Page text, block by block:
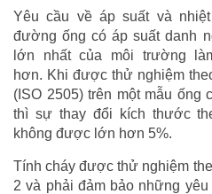
Yêu cầu về áp suất và
đường ống có áp suất danh
lớn nhất của môi trường
hơn. Khi được thử nghiệm
(ISO 2505) trên một mẫu ống
thì sự thay đổi kích thước
không được lớn hơn 5%.
Tính cháy được thử nghiệm
2 và phải đảm bảo những